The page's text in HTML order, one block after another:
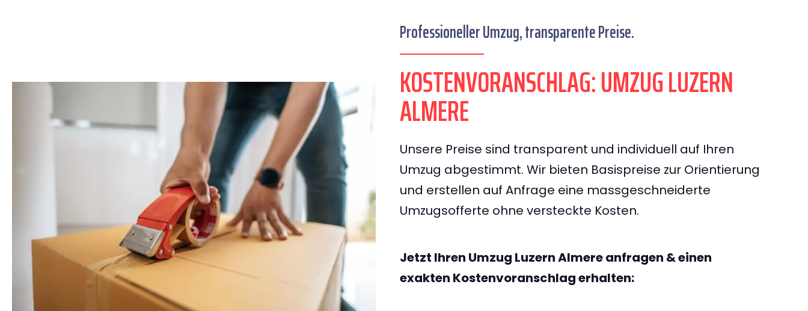
Professioneller Umzug, transparente Preise.
KOSTENVORANSCHLAG: UMZUG LUZERN
ALMERE
Unsere Preise sind transparent und individuell auf Ihren
Umzug abgestimmt. Wir bieten Basispreise zur Orientierung
und erstellen auf Anfrage eine massgeschneiderte
Umzugsofferte ohne versteckte Kosten.
Jetzt Ihren Umzug Luzern Almere anfragen & einen
exakten Kostenvoranschlag erhalten: